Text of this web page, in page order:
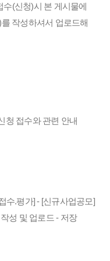
수(신청)시 본 게시물에
작성하셔서 업로드해
청 접수와 관련 안내
수.평가] - [신규사업공모]
성 및 업로드 - 저장